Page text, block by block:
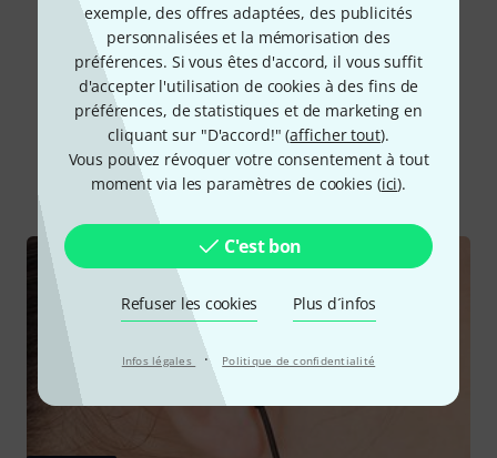
exemple, des offres adaptées, des publicités
personnalisées et la mémorisation des
préférences. Si vous êtes d'accord, il vous suffit
d'accepter l'utilisation de cookies à des fins de
préférences, de statistiques et de marketing en
cliquant sur "D'accord!" (afficher tout).
Vous pouvez révoquer votre consentement à tout
moment via les paramètres de cookies (ici).
C'est bon
Refuser les cookies Plus d´infos
Infos légales · Politique de confidentialité
Lire toutes les évaluations
Le saviez-vous?
Tout Guides